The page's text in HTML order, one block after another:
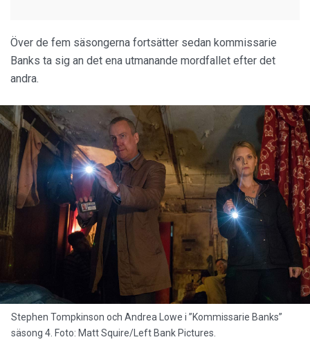
Över de fem säsongerna fortsätter sedan kommissarie
Banks ta sig an det ena utmanande mordfallet efter det
andra.
Stephen Tompkinson och Andrea Lowe i ”Kommissarie Banks”
säsong 4. Foto: Matt Squire/Left Bank Pictures.